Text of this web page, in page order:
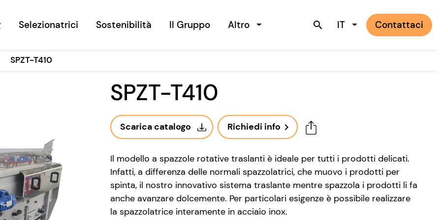
Selezionatrici Sostenibilità Il Gruppo Altro search IT Contattaci
SPZT-T410
SPZT-T410
Scarica catalogo Richiedi info navigate_next
Il modello a spazzole rotative traslanti è ideale per tutti i prodotti delicati.
Infatti, a differenza delle normali spazzolatrici, che muovo i prodotti per
spinta, il nostro innovativo sistema traslante mentre spazzola i prodotti li fa
anche avanzare dolcemente. Per particolari esigenze è possibile realizzare
la spazzolatrice interamente in acciaio inox.